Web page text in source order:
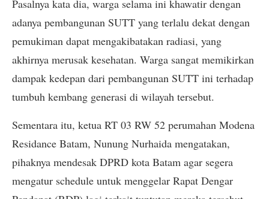
Pasalnya kata dia, warga selama ini khawatir dengan
adanya pembangunan SUTT yang terlalu dekat dengan
pemukiman dapat mengakibatakan radiasi, yang
akhirnya merusak kesehatan. Warga sangat memikirkan
dampak kedepan dari pembangunan SUTT ini terhadap
tumbuh kembang generasi di wilayah tersebut.
Sementara itu, ketua RT 03 RW 52 perumahan Modena
Residance Batam, Nunung Nurhaida mengatakan,
pihaknya mendesak DPRD kota Batam agar segera
mengatur schedule untuk menggelar Rapat Dengar